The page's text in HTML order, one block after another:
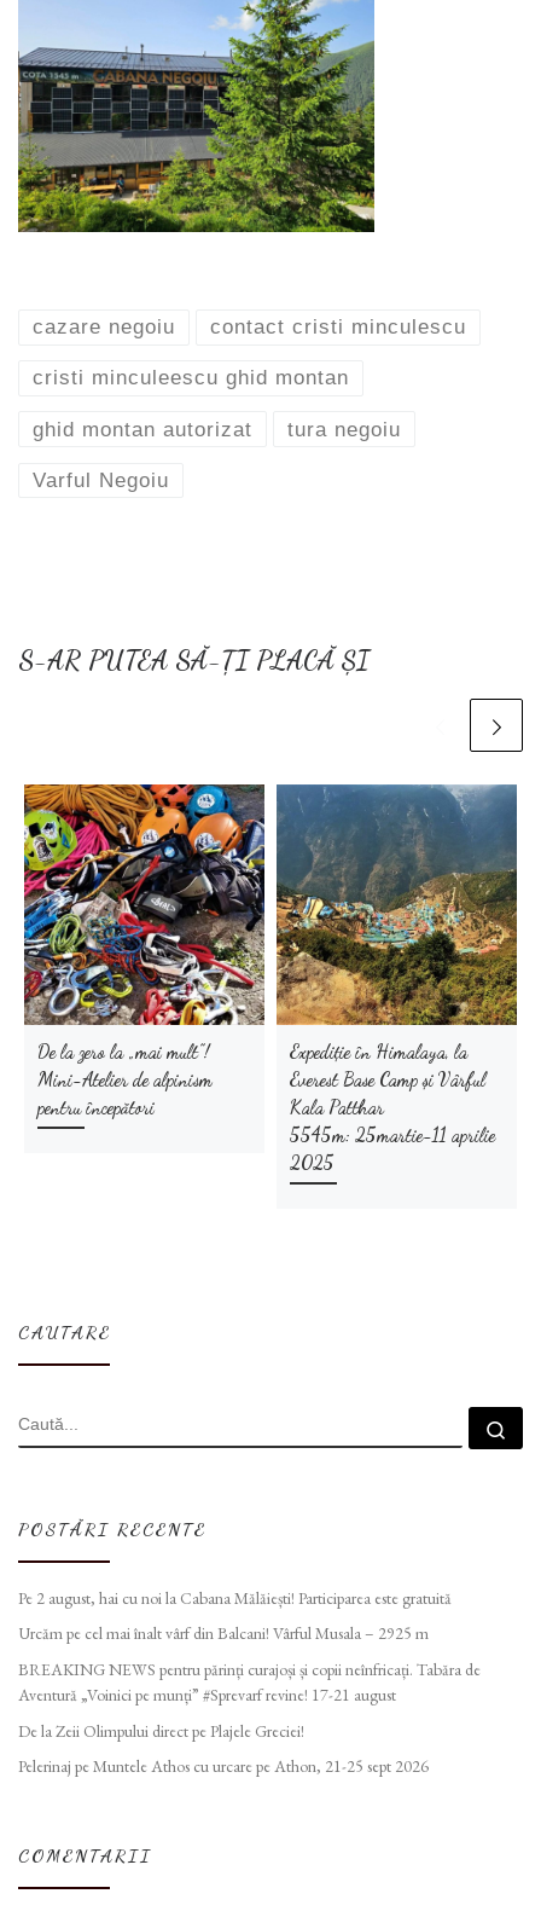
cazare negoiu contact cristi minculescu
cristi minculeescu ghid montan
ghid montan autorizat tura negoiu
Varful Negoiu
S-AR PUTEA SĂ-ȚI PLACĂ ȘI
De la zero la „mai mult”!
Mini-Atelier de alpinism
pentru începători
Expediție în Himalaya, la
Everest Base Camp și Vârful
Kala Patthar
5545m: 25martie-11 aprilie
2025
CAUTARE
CĂUTARE
POSTĂRI RECENTE
Pe 2 august, hai cu noi la Cabana Mălăiești! Participarea este gratuită
Urcăm pe cel mai înalt vârf din Balcani! Vârful Musala – 2925 m
BREAKING NEWS pentru părinți curajoși și copii neînfricați. Tabăra de
Aventură „Voinici pe munți” #Sprevarf revine! 17-21 august
De la Zeii Olimpului direct pe Plajele Greciei!
Pelerinaj pe Muntele Athos cu urcare pe Athon, 21-25 sept 2026
COMENTARII